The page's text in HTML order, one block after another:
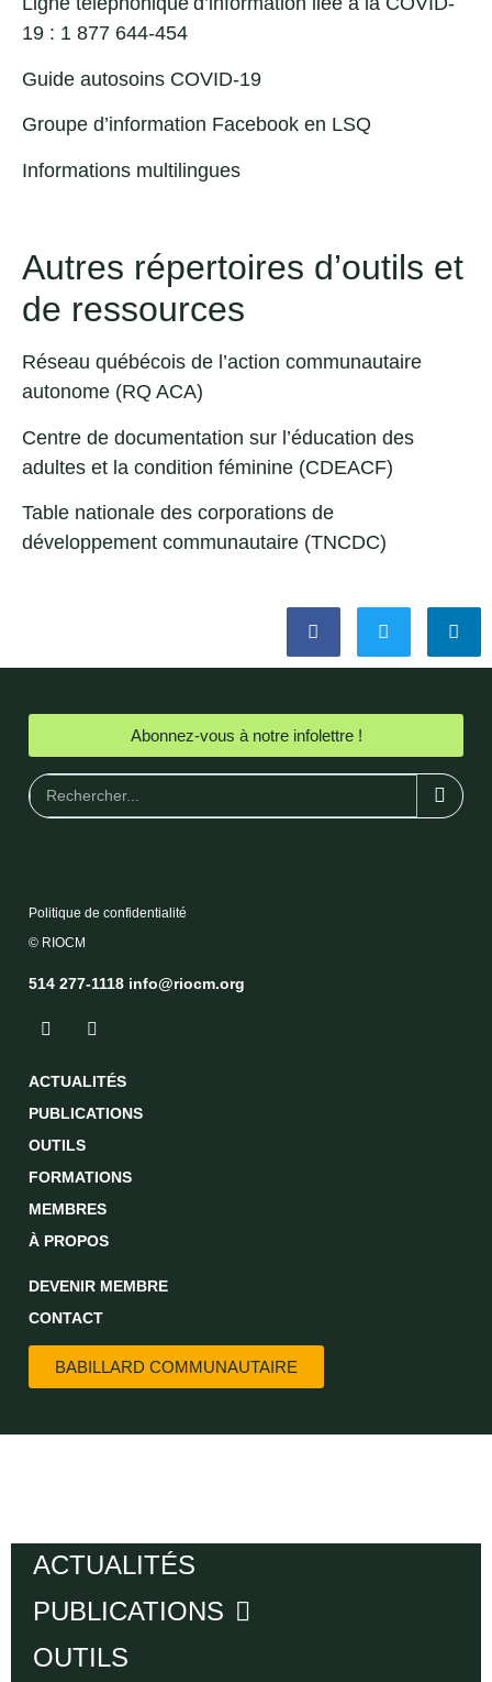
19 : 1 877 644-454
Guide autosoins COVID-19
Groupe d’information Facebook en LSQ
Informations multilingues
Autres répertoires d’outils et
de ressources
Réseau québécois de l’action communautaire
autonome (RQ ACA)
Centre de documentation sur l’éducation des
adultes et la condition féminine (CDEACF)
Table nationale des corporations de
développement communautaire (TNCDC)
Abonnez-vous à notre infolettre !
Politique de confidentialité
© RIOCM
514 277-1118 info@riocm.org
ACTUALITÉS
PUBLICATIONS
OUTILS
FORMATIONS
MEMBRES
À PROPOS
DEVENIR MEMBRE
CONTACT
BABILLARD COMMUNAUTAIRE
ACTUALITÉS
PUBLICATIONS
OUTILS